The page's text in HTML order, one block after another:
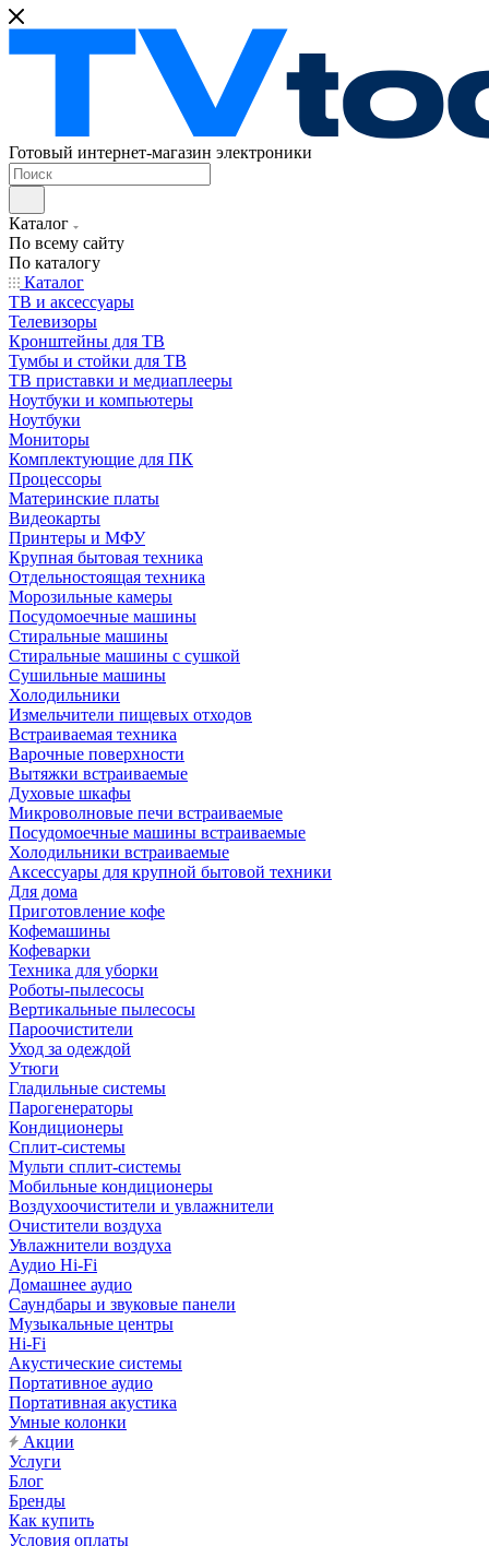
Готовый интернет-магазин электроники
Каталог
По всему сайту
По каталогу
Каталог
ТВ и аксессуары
Телевизоры
Кронштейны для ТВ
Тумбы и стойки для ТВ
ТВ приставки и медиаплееры
Ноутбуки и компьютеры
Ноутбуки
Мониторы
Комплектующие для ПК
Процессоры
Материнские платы
Видеокарты
Принтеры и МФУ
Крупная бытовая техника
Отдельностоящая техника
Морозильные камеры
Посудомоечные машины
Стиральные машины
Стиральные машины с сушкой
Сушильные машины
Холодильники
Измельчители пищевых отходов
Встраиваемая техника
Варочные поверхности
Вытяжки встраиваемые
Духовые шкафы
Микроволновые печи встраиваемые
Посудомоечные машины встраиваемые
Холодильники встраиваемые
Аксессуары для крупной бытовой техники
Для дома
Приготовление кофе
Кофемашины
Кофеварки
Техника для уборки
Роботы-пылесосы
Вертикальные пылесосы
Пароочистители
Уход за одеждой
Утюги
Гладильные системы
Парогенераторы
Кондиционеры
Сплит-системы
Мульти сплит-системы
Мобильные кондиционеры
Воздухоочистители и увлажнители
Очистители воздуха
Увлажнители воздуха
Аудио Hi-Fi
Домашнее аудио
Саундбары и звуковые панели
Музыкальные центры
Hi-Fi
Акустические системы
Портативное аудио
Портативная акустика
Умные колонки
Акции
Услуги
Блог
Бренды
Как купить
Условия оплаты